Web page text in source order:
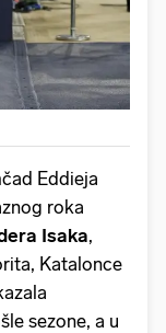
Eddieja
roka
Isaka,
Katalonce
sezone, a u